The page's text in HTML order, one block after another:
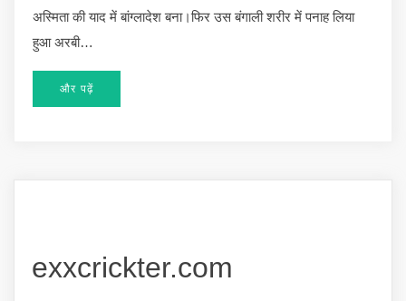
अस्मिता की याद में बांग्लादेश बना।फिर उस बंगाली शरीर में पनाह लिया
हुआ अरबी…
और पढ़ें
exxcrickter.com